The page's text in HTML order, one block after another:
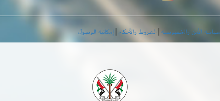
الأمن والخصوصية| الشروط والأحكام| إمكانية الوصول